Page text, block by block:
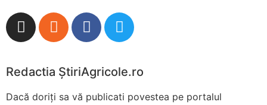
Redactia ŞtiriAgricole.ro
Dacă doriţi sa vă publicati povestea pe portalul